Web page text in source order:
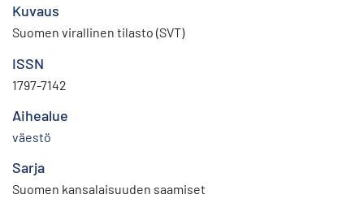
Kuvaus
Suomen virallinen tilasto (SVT)
ISSN
1797-7142
Aihealue
väestö
Sarja
Suomen kansalaisuuden saamiset